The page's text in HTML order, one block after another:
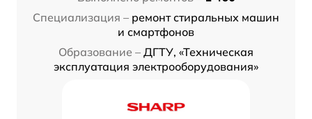
Специализация – ремонт стиральных машин
и смартфонов
Образование – ДГТУ, «Техническая
эксплуатация электрооборудования»